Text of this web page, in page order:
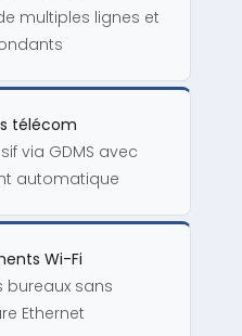
multiples lignes et
télécom
via GDMS avec
automatique
Wi-Fi
bureaux sans
Ethernet